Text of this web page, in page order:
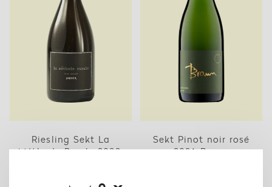
Riesling Sekt La
Méthode Rurale 2022,
Sekt Pinot noir rosé
2021, Braun